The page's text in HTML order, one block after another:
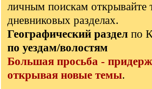
личным поискам
дневниковых разделах.
Географический раздел по
по уездам/волостям
Большая просьба -
открывая новые темы.